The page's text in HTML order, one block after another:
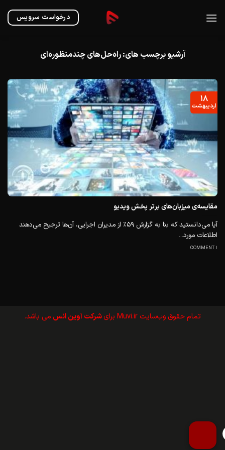
درخواست سرویس
آرشیو برچسب های:راه‌حل‌های چندمنظوره‌ای
مقایسه‌ی میزبان‌های برتر پخش ویدیو
آیا می‌دانستید که بنا به گزارش ۵۹٪ از مدیران اجرایی، آن‌ها ترجیح می‌دهند
اطلاعات مورد...
1 COMMENT
۱۸
اردیبهشت
تمام حقوق وب‌سايت Muvi.ir برای شرکت آوین انس می باشد.